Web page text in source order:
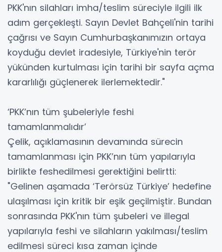
PKK'nın silahları imha/teslim süreciyle ilgili ilk
adım gerçekleşti. Sayın Devlet Bahçeli'nin tarihi
çağrısı ve Sayın Cumhurbaşkanımızın ortaya
koyduğu devlet iradesiyle, Türkiye'nin terör
yükünden kurtulması için tarihi bir sayfa açma
kararlılığı güçlenerek ilerlemektedir."
‘PKK’nın tüm şubeleriyle feshi
tamamlanmalıdır’
Çelik, açıklamasının devamında sürecin
tamamlanması için PKK’nın tüm yapılarıyla
birlikte feshedilmesi gerektiğini belirtti:
"Gelinen aşamada ‘Terörsüz Türkiye’ hedefine
ulaşılması için kritik bir eşik geçilmiştir. Bundan
sonrasında PKK'nın tüm şubeleri ve illegal
yapılarıyla feshi ve silahların yakılması/teslim
edilmesi süreci kısa zaman içinde